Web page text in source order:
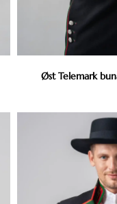
Øst Telemark